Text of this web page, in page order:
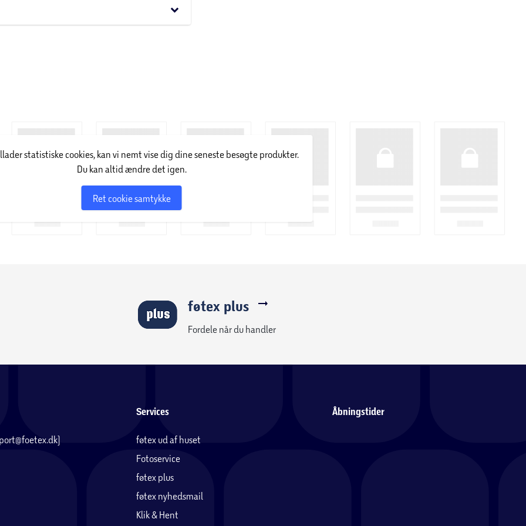
keyboard_arrow_down
statistiske cookies, kan vi nemt vise dig dine seneste besøgte produkter.
Du kan altid ændre det igen.
Ret cookie samtykke
føtex plus
Fordele når du handler
Services
føtex ud af huset
Fotoservice
føtex plus
føtex nyhedsmail
Klik & Hent
Åbningstider